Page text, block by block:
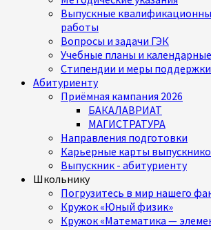
Выпускные
работы
Вопросы и задачи ГЭК
Учебные планы и
Стипендии и меры
Абитуриенту
Приёмная кампания 2026
БАКАЛАВРИАТ
МАГИСТРАТУРА
Направления подготовки
Карьерные карты
Выпускник - абитуриенту
Школьнику
Погрузитесь в мир нашего
Кружок «Юный физик»
Кружок «Математика —